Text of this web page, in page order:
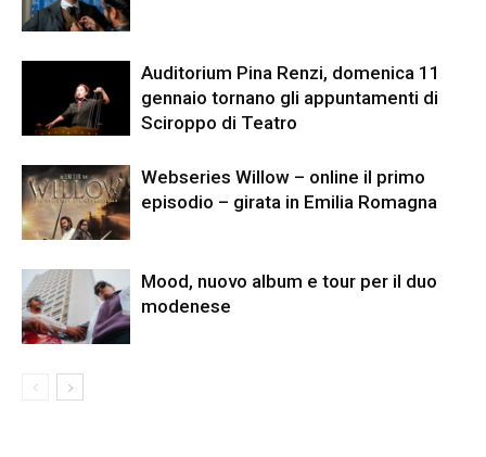
Auditorium Pina Renzi, domenica 11
gennaio tornano gli appuntamenti di
Sciroppo di Teatro
Webseries Willow – online il primo
episodio – girata in Emilia Romagna
Mood, nuovo album e tour per il duo
modenese